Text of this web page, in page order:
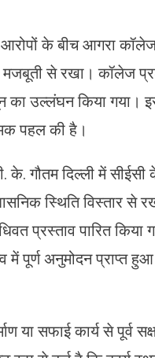
के बीच आगरा
से रखा। कॉलेज
उल्लंघन किया गया।
पहल की है।
के. गौतम दिल्ली में
स्थिति विस्तार से
प्रस्ताव पारित
में पूर्ण अनुमोदन
या सफाई कार्य से पूर्व